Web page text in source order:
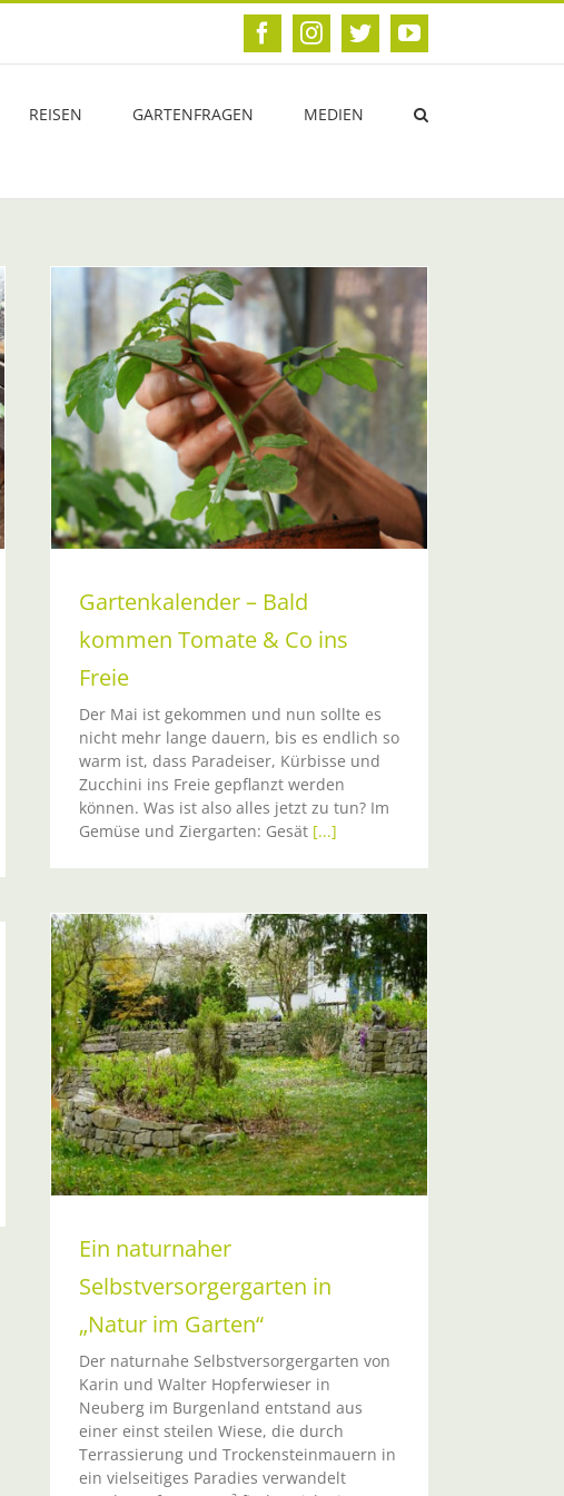
FacebookInstagram
TwitterYouTube
REISEN GARTENFRAGEN MEDIEN
Gartenkalender – Bald
kommen Tomate & Co ins
Freie
Der Mai ist gekommen und nun sollte es
nicht mehr lange dauern, bis es endlich so
warm ist, dass Paradeiser, Kürbisse und
Zucchini ins Freie gepflanzt werden
können. Was ist also alles jetzt zu tun? Im
Gemüse und Ziergarten: Gesät [...]
Ein naturnaher
Selbstversorgergarten in
„Natur im Garten“
Der naturnahe Selbstversorgergarten von
Karin und Walter Hopferwieser in
Neuberg im Burgenland entstand aus
einer einst steilen Wiese, die durch
Terrassierung und Trockensteinmauern in
ein vielseitiges Paradies verwandelt